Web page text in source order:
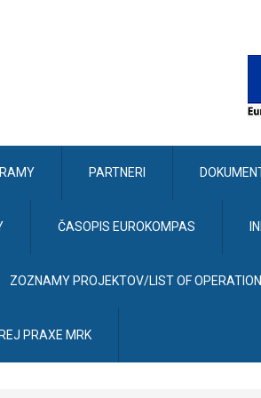
PARTNERI
ČASOPIS EUROKOMPAS
ZOZNAMY PROJEKTOV/LIST OF
PRAXE MRK